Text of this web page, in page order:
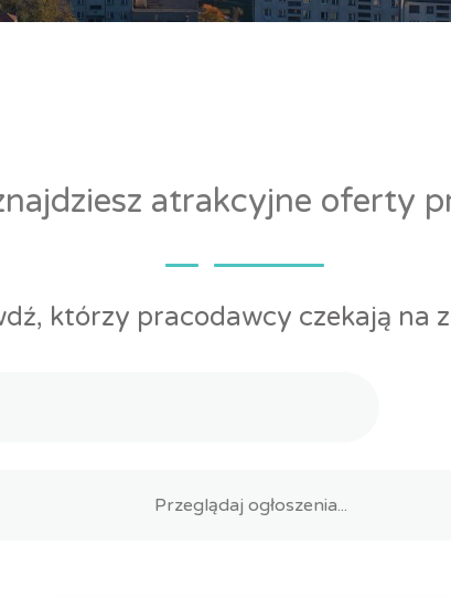
atrakcyjne oferty
którzy pracodawcy czekają na